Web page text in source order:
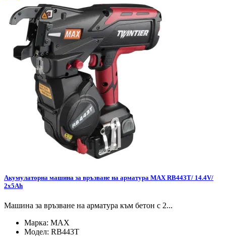
Акумулаторна машина за връзване на арматура MAX RB443T/ 14.4V/
2x5Ah
Машина за връзване на арматура към бетон с 2...
Марка: MAX
Модел: RB443T